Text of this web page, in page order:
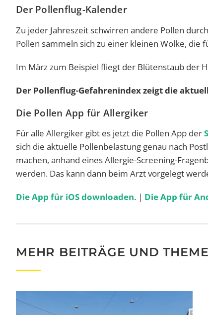
Der Pollenflug-Kalender
Zu jeder Jahreszeit schwirren andere Pollen
Pollen sammeln sich zu einer kleinen Wolke, die
Im März zum Beispiel fliegt der Blütenstaub der
Der Pollenflug-Gefahrenindex zeigt die
Die Pollen App für Allergiker
Für alle Allergiker gibt es jetzt die Pollen App der
sich die aktuelle Pollenbelastung genau nach
machen, anhand eines Allergie-Screening-
werden. Das kann dann beim Arzt vorgelegt
Die App für iOS downloaden. | Die App für
MEHR BEITRÄGE UND